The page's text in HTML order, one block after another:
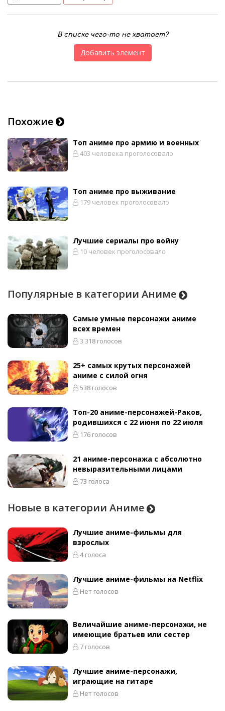
В списке чего-то не хватает?
Добавить элемент
Похожие
Топ аниме про армию и военных
403 человека проголосовало
Топ аниме про выживание
179 человек проголосовало
Лучшие сериалы про войну
10 человек проголосовало
Популярные в категории Аниме
Самые умные персонажи аниме
всех времен
3 318 голосов
25+ самых крутых персонажей
аниме с силой огня
538 голосов
Топ-20 аниме-персонажей-Раков,
родившихся с 22 июня по 22 июля
176 голосов
21 аниме-персонажа с абсолютно
невыразительными лицами
73 голоса
Новые в категории Аниме
Лучшие аниме-фильмы для
взрослых
4 голоса
Лучшие аниме-фильмы на Netflix
Нет голосов
Величайшие аниме-персонажи, не
имеющие братьев или сестер
7 голосов
Лучшие аниме-персонажи,
играющие на гитаре
Нет голосов